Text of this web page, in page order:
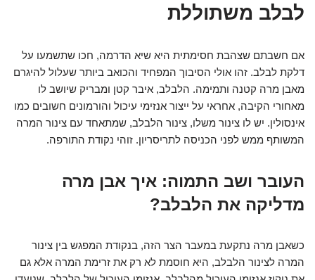
לבלב משתוללת
אם חשבתם שצהבת חסימתית היא שיא הדרמה, חכו שתשמעו על
דלקת לבלב. זהו אולי הסיבוך המפחיד והכואב ביותר שעלול להיגרם
מאבן מרה קטנה ותמימה. הלבלב, איבר קטן ומבריק שיושב לו
מאחורי הקיבה, אחראי על ייצור אנזימי עיכול והורמונים חשובים כמו
אינסולין. יש לו צינור משלו, צינור הלבלב, שמתאחד עם צינור המרה
המשותף ממש לפני הכניסה לתריסריון. זוהי נקודת התורפה.
העובר ושב התמוה: איך אבן מרה
מדליקה את הלבלב?
כשאבן מרה נתקעת במעבר הצר הזה, בנקודת המפגש בין צינור
המרה לצינור הלבלב, היא חוסמת לא רק את זרימת המרה אלא גם